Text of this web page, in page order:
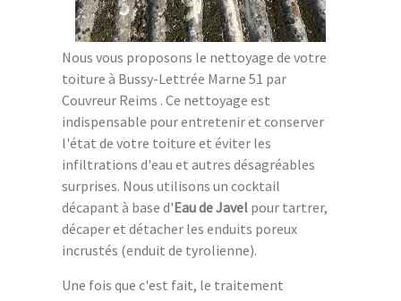
Nous vous proposons le nettoyage de votre
toiture à Bussy-Lettrée Marne 51 par
Couvreur Reims . Ce nettoyage est
indispensable pour entretenir et conserver
l'état de votre toiture et éviter les
infiltrations d'eau et autres désagréables
surprises. Nous utilisons un cocktail
décapant à base d'Eau de Javel pour tartrer,
décaper et détacher les enduits poreux
incrustés (enduit de tyrolienne).
Une fois que c'est fait, le traitement